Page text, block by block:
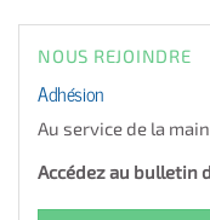
NOUS REJOINDRE
Adhésion
Au service de la
Accédez au bulletin